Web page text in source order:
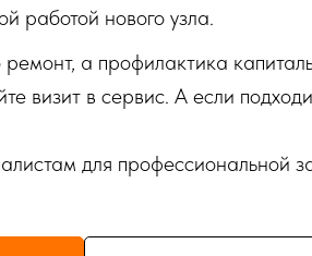
работой нового узла.
а профилактика
визит в сервис. А если
для профессиональной